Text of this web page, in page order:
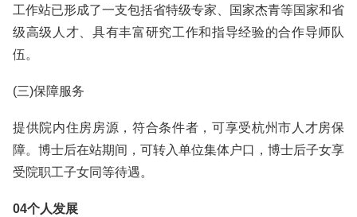
工作站已形成了一支包括省特级专家、国家杰青等国家和省
级高级人才、具有丰富研究工作和指导经验的合作导师队
伍。
(三)保障服务
提供院内住房房源，符合条件者，可享受杭州市人才房保
障。博士后在站期间，可转入单位集体户口，博士后子女享
受院职工子女同等待遇。
04个人发展